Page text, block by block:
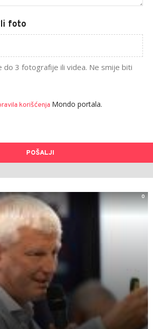
foto
do 3 fotografije ili videa. Ne smije biti
korišćenja Mondo portala.
POŠALJI
0